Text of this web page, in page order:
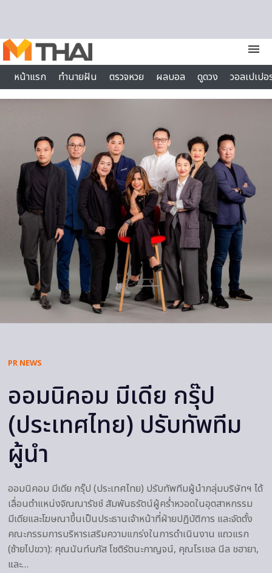
menu
หน้าแรก
ทำนายฝัน ตรวจหวย ผลบอล ดูดวง
วอลเปเป
ไลฟ์สไตล์
PR NEWS
ออมนิคอม มีเดีย กรุ๊ป
(ประเทศไทย) ปรับทัพทีม
ผู้นำ
ออมนิคอม มีเดีย กรุ๊ป (ประเทศไทย) ปรับทัพทีมผู้นำกลุ่มบริษัทฯ ได้
เลื่อนตำแหน่งจิณณารัชช์ สัมพันธรัตน์ผู้คร่ำหวอดในอุตสาหกรรม
มีเดียและโฆษณาขึ้นเป็นประธานเจ้าหน้าที่ฝ่ายปฏิบัติการ และจัดตั้ง
คณะกรรมการบริหารเสริมความแกร่งในการดำเนินงาน แถวแรก
(ซ้ายไปขวา): คุณนันท์นภัส โชติรัตนะกาญจน์, คุณโรเชล นีล ชฮายา,
และ…